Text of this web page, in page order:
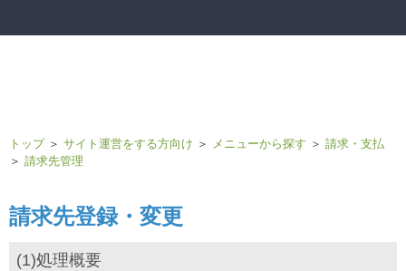
トップ ＞ サイト運営をする方向け ＞ メニューから探す ＞ 請求・支払
＞ 請求先管理
請求先登録・変更
(1)処理概要